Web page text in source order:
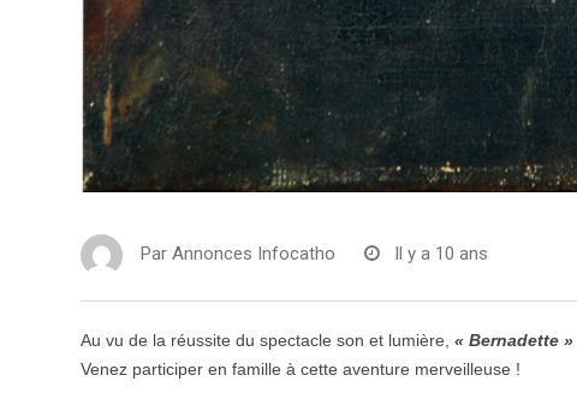
Par Annonces Infocatho Il y a 10 ans
Au vu de la réussite du spectacle son et lumière, « Bernadette »
Venez participer en famille à cette aventure merveilleuse !